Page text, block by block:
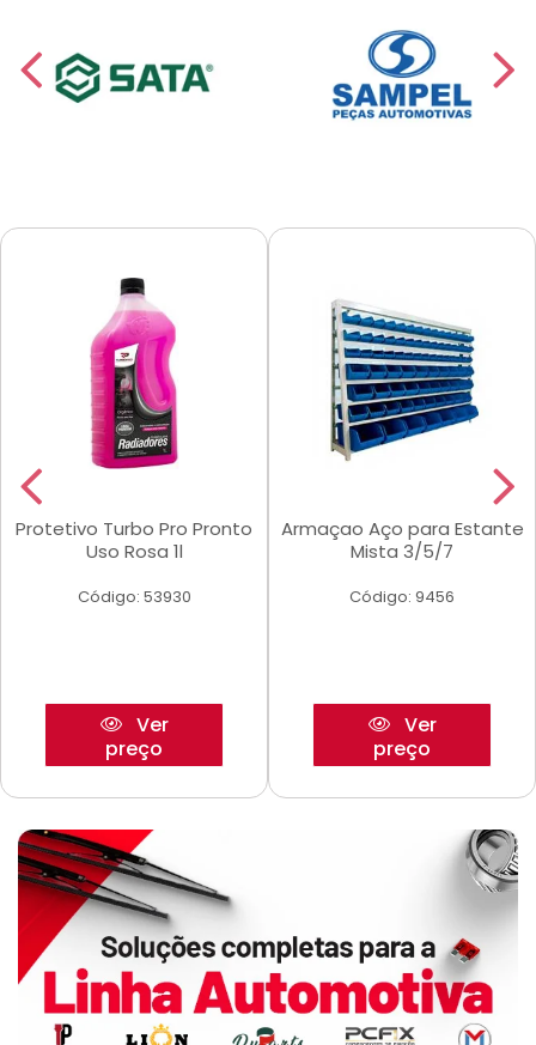
Protetivo Turbo Pro Pronto
Uso Rosa 1l
Código: 53930
Ver
preço
Armaçao Aço para Estante
Mista 3/5/7
Código: 9456
Ver
preço